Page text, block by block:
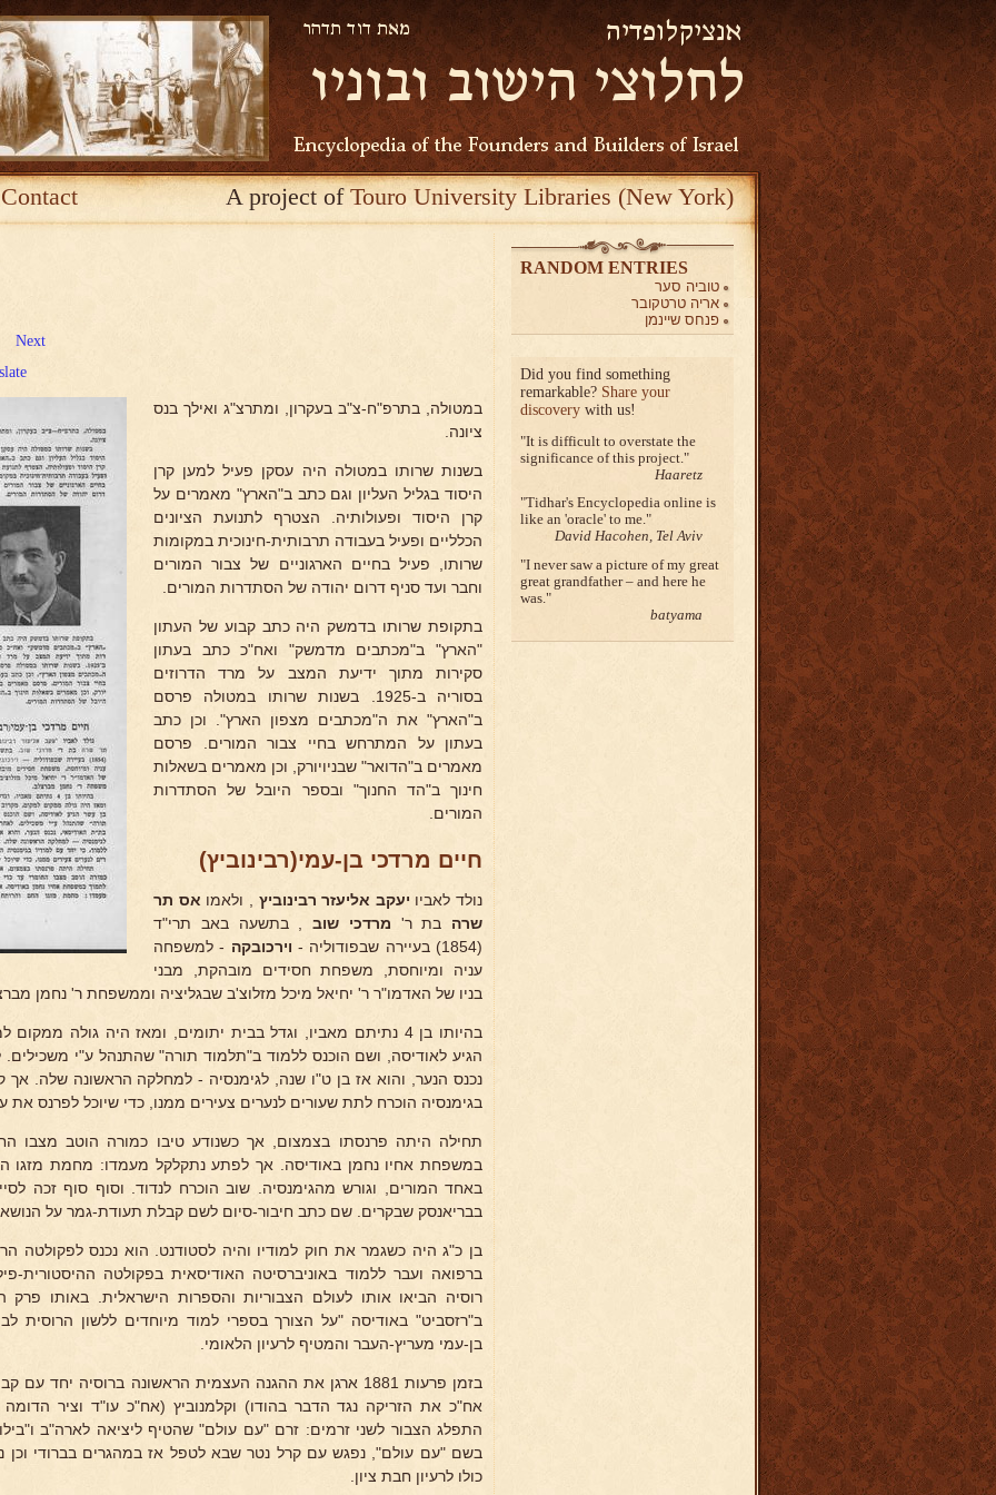
Contact A project ofTouro University Libraries (New York)
Next
במטולה, בתרפ"ח-צ"ב בעקרון, ומתרצ"ג ואילך בנס
ציונה.
בשנות שרותו במטולה היה עסקן פעיל למען קרן
היסוד בגליל העליון וגם כתב ב"הארץ" מאמרים על
קרן היסוד ופעולותיה. הצטרף לתנועת הציונים
הכלליים ופעיל בעבודה תרבותית-חינוכית במקומות
שרותו, פעיל בחיים הארגוניים של צבור המורים
וחבר ועד סניף דרום יהודה של הסתדרות המורים.
בתקופת שרותו בדמשק היה כתב קבוע של העתון
"הארץ" ב"מכתבים מדמשק" ואח"כ כתב בעתון
סקירות מתוך ידיעת המצב על מרד הדרוזים
בסוריה ב-1925. בשנות שרותו במטולה פרסם
ב"הארץ" את ה"מכתבים מצפון הארץ". וכן כתב
בעתון על המתרחש בחיי צבור המורים. פרסם
מאמרים ב"הדואר" שבניויורק, וכן מאמרים בשאלות
חינוך ב"הד החנוך" ובספר היובל של הסתדרות
המורים.
חיים מרדכי בן-עמי(רבינוביץ)
נולד לאביו יעקב אליעזר רבינוביץ , ולאמו אס תר
שרה בת ר' מרדכי שוב , בתשעה באב תרי"ד
(1854) בעיירה שבפודוליה -
וירכובקה - למשפחה
עניה ומיוחסת, משפחת חסידים מובהקת, מבני
בניו של האדמו"ר ר' יחיאל מיכל מזלוצ'ב שבגליציה וממשפחת ר' נחמן
בהיותו בן 4 נתיתם מאביו, וגדל בבית יתומים, ומאז היה גולה
הגיע לאודיסה, ושם הוכנס ללמוד ב"תלמוד תורה" שהתנהל ע"י
נכנס הנער, והוא אז בן ט"ו שנה, לגימנסיה - למחלקה הראשונה שלה. אך
בגימנסיה הוכרח לתת שעורים לנערים צעירים ממנו, כדי שיוכל לפרנס את
תחילה היתה פרנסתו בצמצום, אך כשנודע טיבו כמורה הוטב מצבו
במשפחת אחיו נחמן באודיסה. אך לפתע נתקלקל מעמדו: מחמת מזגו
באחד המורים, וגורש מהגימנסיה. שוב הוכרח לנדוד. וסוף סוף זכה
בבריאנסק שבקרים. שם כתב חיבור-סיום לשם קבלת תעודת-גמר על
בן כ"ג היה כשגמר את חוק למודיו והיה לסטודנט. הוא נכנס לפקולטה
רוסיה הביאו אותו לעולם הצבוריות והספרות הישראלית. באותו
ב"רזסביט" באודיסה "על הצורך בספרי למוד מיוחדים ללשון הרוסית
בן-עמי מעריץ-העבר והמטיף לרעיון הלאומי.
בזמן פרעות 1881 ארגן את ההגנה העצמית הראשונה ברוסיה
אח"כ את הזריקה נגד הדבר בהודו) וקלמנוביץ (אח"כ עו"ד וציר
התפלג הצבור לשני זרמים: זרם "עם עולם" שהטיף ליציאה לארה"ב
בשם "עם עולם", נפגש עם קרל נטר שבא לטפל אז במהגרים בברודי וכן
כולו לרעיון חבת ציון.
RANDOM ENTRIES
טוביה סער
אריה טרטקובר
פנחס שיינמן
Did you find something
remarkable? Share your
discovery with us!
It is difficult to overstate the
significance of this project.
Haaretz
Tidhar's Encyclopedia online is
like an 'oracle' to me.
David Hacohen, Tel Aviv
I never saw a picture of my great
great grandfather – and here he
was.
batyama